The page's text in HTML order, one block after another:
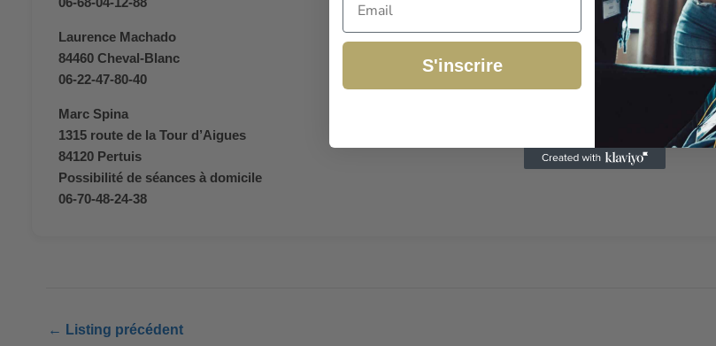
Laurence Machado
84460 Cheval-Blanc
06-22-47-80-40
Marc Spina
1315 route de la Tour d’Aigues
84120 Pertuis
Possibilité de séances à domicile
06-70-48-24-38
← Listing précédent
S'inscrire